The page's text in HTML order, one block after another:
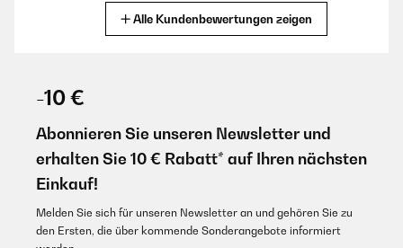
dire che dopo 4 anni fa ancora il suo lavoro. Cubetti forse troppo
piccolini per la verità ma per il suo prezzo non mi lamento.
Alle Kundenbewertungen zeigen
-10 €
Abonnieren Sie unseren Newsletter und
erhalten Sie 10 € Rabatt* auf Ihren nächsten
Einkauf!
Melden Sie sich für unseren Newsletter an und gehören Sie zu
den Ersten, die über kommende Sonderangebote informiert